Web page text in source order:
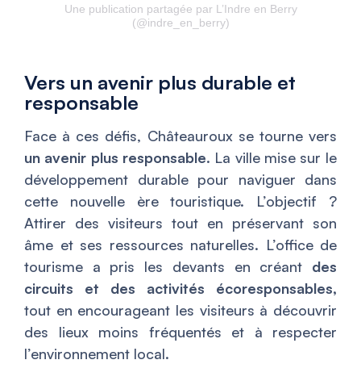
Une publication partagée par L’Indre en Berry
(@indre_en_berry)
Vers un avenir plus durable et
responsable
Face à ces défis, Châteauroux se tourne vers
un avenir plus responsable. La ville mise sur le
développement durable pour naviguer dans
cette nouvelle ère touristique. L’objectif ?
Attirer des visiteurs tout en préservant son
âme et ses ressources naturelles. L’office de
tourisme a pris les devants en créant des
circuits et des activités écoresponsables,
tout en encourageant les visiteurs à découvrir
des lieux moins fréquentés et à respecter
l’environnement local.